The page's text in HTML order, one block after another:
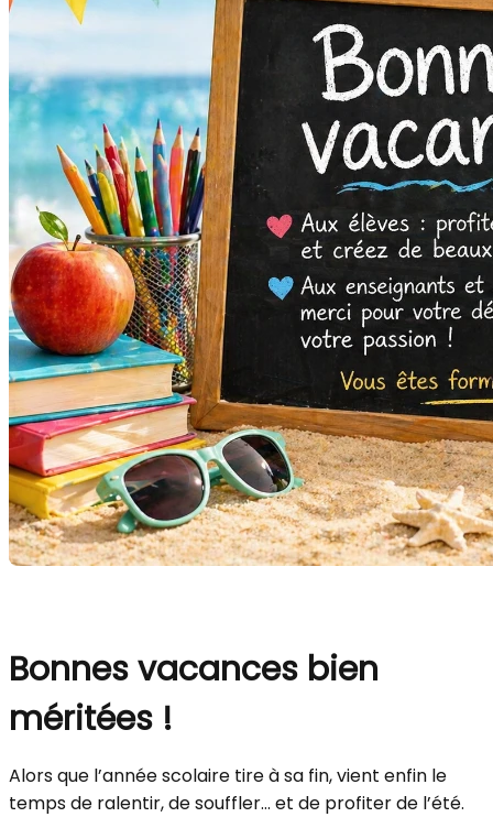
Bonnes vacances bien
méritées !
Alors que l’année scolaire tire à sa fin, vient enfin le
temps de ralentir, de souffler… et de profiter de l’été.